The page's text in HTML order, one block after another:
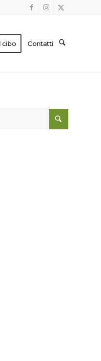
cibo Contatti